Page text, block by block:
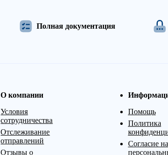
Полная документация
О компании
Условия
сотрудничества
Отслеживание
отправлений
Отзывы о
Помощь
Политика
Согласие